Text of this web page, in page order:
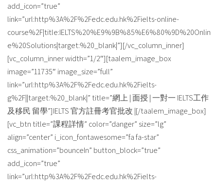
add_icon=”true”
link=”url:http%3A%2F%2Fedc.edu.hk%2Fielts-online-
course%2F|title:IELTS%20%E9%9B%85%E6%80%9D%20Onlin
e%20Solutions|target:%20_blank|”][/vc_column_inner]
[vc_column_inner width=”1/2″][taalem_image_box
image=”11735″ image_size=”full”
link=”url:http%3A%2F%2Fedc.edu.hk%2Fielts-
g%2F||target:%20_blank|” title=”網上 | 面授 | 一對一 IELTS工作
及移民 留學”]IELTS 官方註冊考官批改 |[/taalem_image_box]
[vc_btn title=”課程詳情” color=”danger” size=”lg”
align=”center” i_icon_fontawesome=”fa fa-star”
css_animation=”bounceIn” button_block=”true”
add_icon=”true”
link=”url:http%3A%2F%2Fedc.edu.hk%2Fielts-